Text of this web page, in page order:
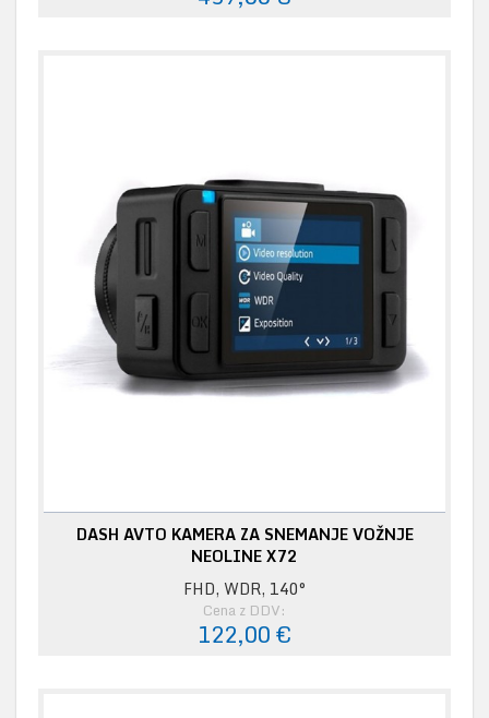
DASH AVTO KAMERA ZA SNEMANJE VOŽNJE
NEOLINE X72
FHD, WDR, 140°
Cena z DDV:
122,00 €